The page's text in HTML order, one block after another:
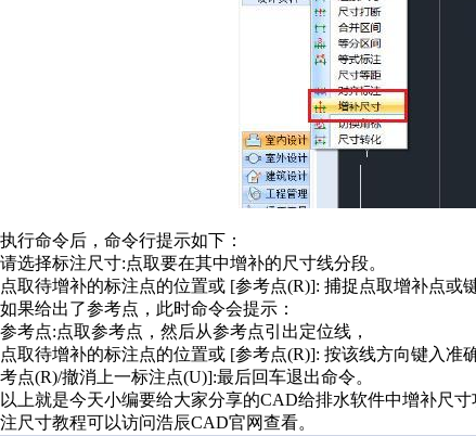
执行命令后，命令行提示如下：
请选择标注尺寸:点取要在其中增补的尺寸线分段。
点取待增补的标注点的位置或 [参考点(R)]: 捕捉点取增补点或
如果给出了参考点，此时命令会提示：
参考点:点取参考点，然后从参考点引出定位线，
点取待增补的标注点的位置或 [参考点(R)]: 按该线方向键入
考点(R)/撤消上一标注点(U)]:最后回车退出命令。
以上就是今天小编要给大家分享的CAD给排水软件中增补尺
注尺寸教程可以访问浩辰CAD官网查看。